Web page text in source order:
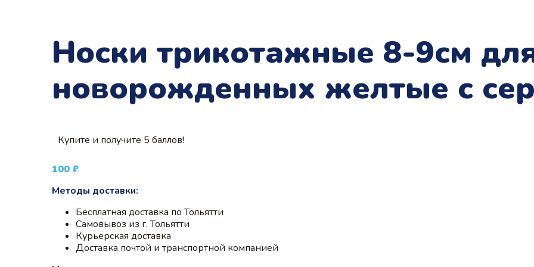
Носки трикотажные 8-9см
новорожденных желтые с
Купите и получите 5 баллов!
100 ₽
Методы доставки:
Бесплатная доставка по Тольятти
Самовывоз из г. Тольятти
Курьерская доставка
Доставка почтой и транспортной компанией